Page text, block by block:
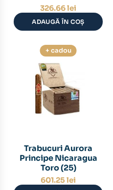
326.66lei
ADAUGĂ ÎN COȘ
+ cadou
Trabucuri Aurora
Principe Nicaragua
Toro (25)
601.25 lei